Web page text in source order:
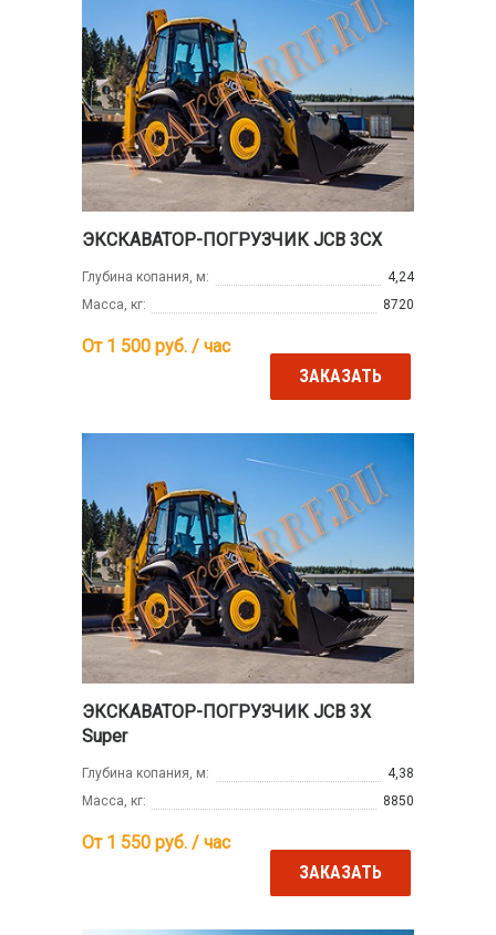
ЭКСКАВАТОР-ПОГРУЗЧИК JCB 3CX
Глубина копания, м:
4,24
Масса, кг:
8720
От 1 500 руб. / час
ЗАКАЗАТЬ
ЭКСКАВАТОР-ПОГРУЗЧИК JCB 3X
Super
Глубина копания, м:
4,38
Масса, кг:
8850
От 1 550 руб. / час
ЗАКАЗАТЬ